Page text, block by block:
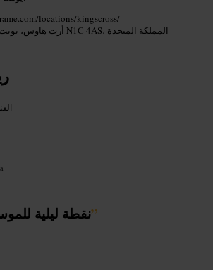
locations/kingscross/
أرت هاوس، يونت 1 يورك واي، لندن N1C 4AS، المملكة المتحدة
نقطة ليلية”